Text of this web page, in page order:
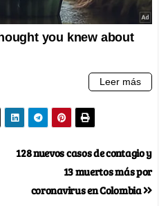
128 nuevos casos de contagio y
13 muertos más por
coronavirus en Colombia